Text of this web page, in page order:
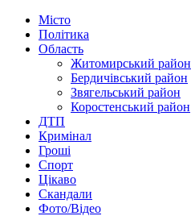
Місто
Політика
Область
Житомирський район
Бердичівський район
Звягельський район
Коростенський район
ДТП
Кримінал
Гроші
Спорт
Цікаво
Скандали
Фото/Відео